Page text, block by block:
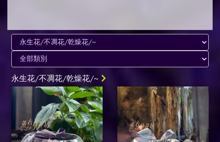
永生花/不凋花/乾燥花/~